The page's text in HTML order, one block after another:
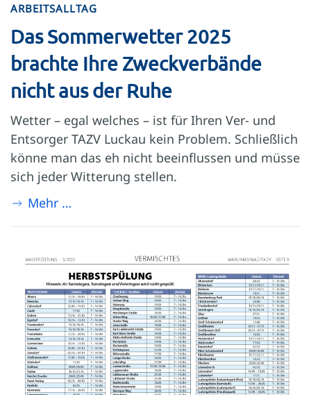
ARBEITSALLTAG
Das Sommerwetter 2025
brachte Ihre Zweckverbände
nicht aus der Ruhe
Wetter – egal welches – ist für Ihren Ver- und
Entsorger TAZV Luckau kein Problem. Schließlich
könne man das eh nicht beeinflussen und müsse
sich jeder Witterung stellen.
Mehr …